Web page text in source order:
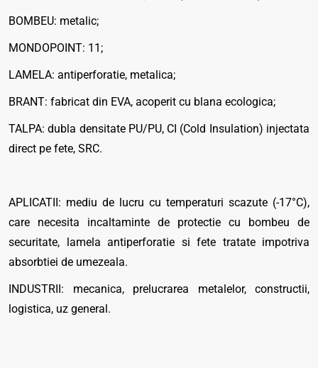
BOMBEU: metalic;
MONDOPOINT: 11;
LAMELA: antiperforatie, metalica;
BRANT: fabricat din EVA, acoperit cu blana ecologica;
TALPA: dubla densitate PU/PU, CI (Cold Insulation) injectata
direct pe fete, SRC.
APLICATII: mediu de lucru cu temperaturi scazute (-17°C),
care necesita incaltaminte de protectie cu bombeu de
securitate, lamela antiperforatie si fete tratate impotriva
absorbtiei de umezeala.
INDUSTRII: mecanica, prelucrarea metalelor, constructii,
logistica, uz general.